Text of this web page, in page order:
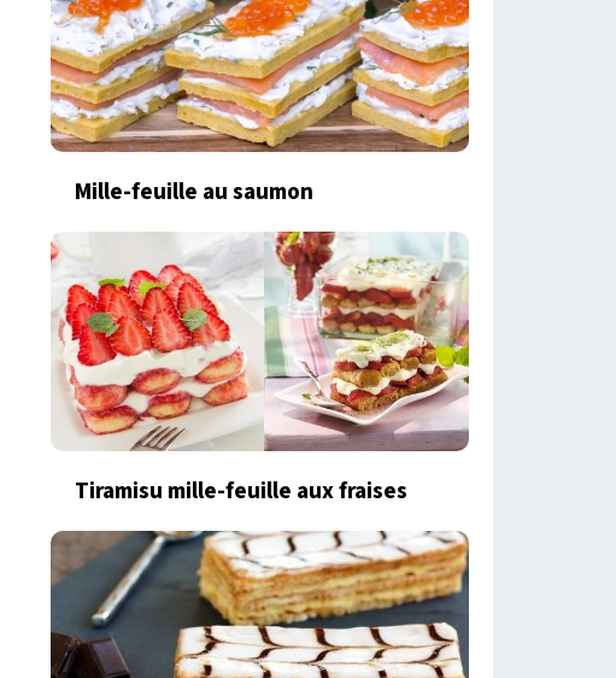
Mille-feuille au saumon
Tiramisu mille-feuille aux fraises